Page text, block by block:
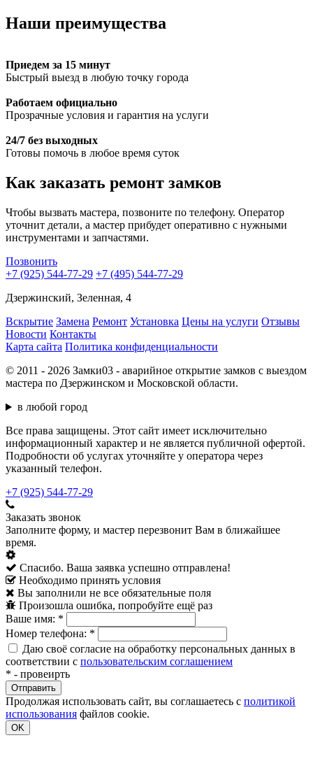
Наши преимущества
Приедем за 15 минут
Быстрый выезд в любую точку города
Работаем официально
Прозрачные условия и гарантия на услуги
24/7 без выходных
Готовы помочь в любое время суток
Как заказать ремонт замков
Чтобы вызвать мастера, позвоните по телефону. Оператор
уточнит детали, а мастер прибудет оперативно с нужными
инструментами и запчастями.
Позвонить
+7 (925) 544-77-29 +7 (495) 544-77-29
Дзержинский, Зеленная, 4
Вскрытие Замена Ремонт Установка Цены на услуги Отзывы
Новости Контакты
Карта сайта Политика конфиденциальности
© 2011 - 2026 Замки03 - аварийное открытие замков с выездом
мастера по Дзержинском и Московской области.
в любой город
Все права защищены. Этот сайт имеет исключительно
информационный характер и не является публичной офертой.
Подробности об услугах уточняйте у оператора через
указанный телефон.
+7 (925) 544-77-29
Заказать звонок
Заполните форму, и мастер перезвонит Вам в ближайшее
время.
Спасибо. Ваша заявка успешно отправлена!
Необходимо принять условия
Вы заполнили не все обязательные поля
Произошла ошибка, попробуйте ещё раз
Ваше имя: *
Номер телефона: *
Даю своё согласие на обработку персональных данных в
соответствии с пользовательским соглашением
* - провеирть
Продолжая использовать сайт, вы соглашаетесь с политикой
использования файлов cookie.
OK